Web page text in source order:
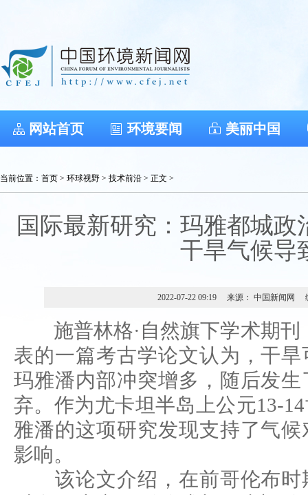
网站首页 环境要闻 美丽中国
当前位置： 首页 > 环球视野 > 技术前沿 > 正文 >
国际最新研究：玛雅都城政
干旱气候导
2022-07-22 09:19 来源： 中国新闻网
施普林格·自然旗下学术期
表的一篇考古学论文认为，干
玛雅潘内部冲突增多，随后发
弃。作为尤卡坦半岛上公元13-
雅潘的这项研究发现支持了气
影响。
该论文介绍，在前哥伦布时